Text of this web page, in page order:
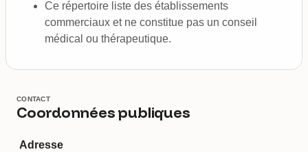
Ce répertoire liste des établissements
commerciaux et ne constitue pas un conseil
médical ou thérapeutique.
CONTACT
Coordonnées publiques
Adresse